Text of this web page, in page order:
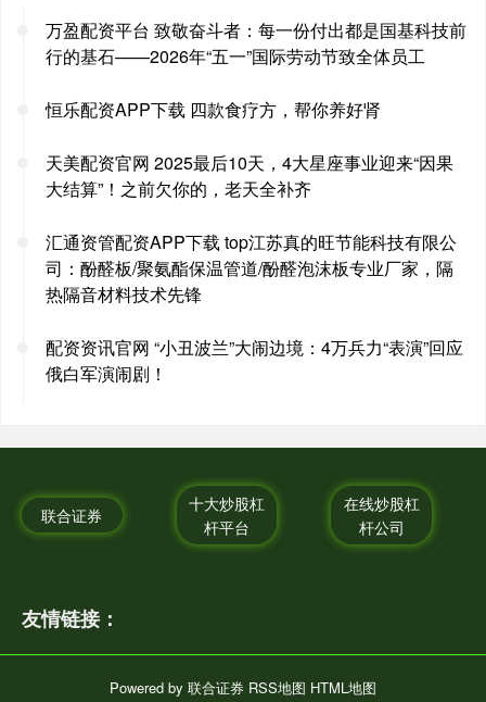
万盈配资平台 致敬奋斗者：每一份付出都是国基科技前
行的基石——2026年“五一”国际劳动节致全体员工
恒乐配资APP下载 四款食疗方，帮你养好肾
天美配资官网 2025最后10天，4大星座事业迎来“因果
大结算”！之前欠你的，老天全补齐
汇通资管配资APP下载 top江苏真的旺节能科技有限公
司：酚醛板/聚氨酯保温管道/酚醛泡沫板专业厂家，隔
热隔音材料技术先锋
配资资讯官网 “小丑波兰”大闹边境：4万兵力“表演”回应
俄白军演闹剧！
联合证券
十大炒股杠
杆平台
在线炒股杠
杆公司
友情链接：
Powered by 联合证券 RSS地图 HTML地图